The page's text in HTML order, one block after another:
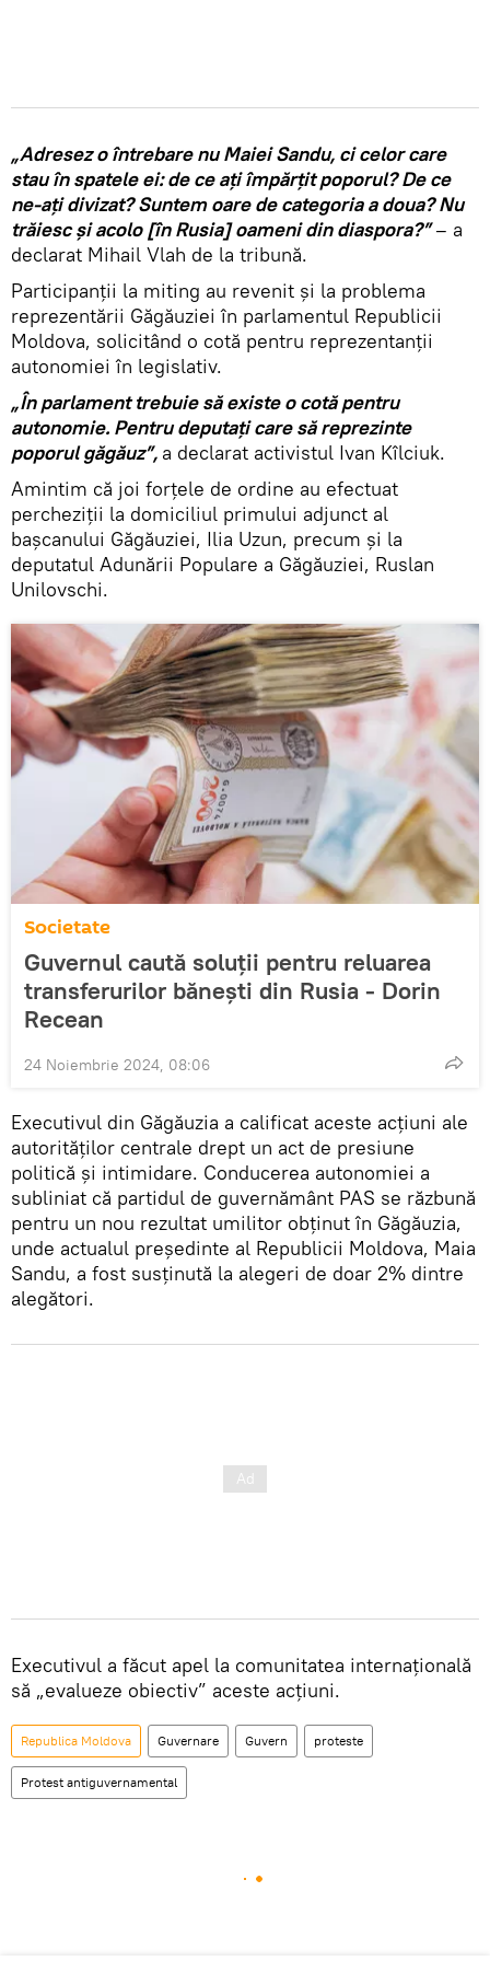
„Adresez o întrebare nu Maiei Sandu, ci celor care
stau în spatele ei: de ce ați împărțit poporul? De ce
ne-ați divizat? Suntem oare de categoria a doua? Nu
trăiesc și acolo [în Rusia] oameni din diaspora?”– a
declarat Mihail Vlah de la tribună.
Participanții la miting au revenit și la problema
reprezentării Găgăuziei în parlamentul Republicii
Moldova, solicitând o cotă pentru reprezentanții
autonomiei în legislativ.
„În parlament trebuie să existe o cotă pentru
autonomie. Pentru deputați care să reprezinte
poporul găgăuz”, a declarat activistul Ivan Kîlciuk.
Amintim că joi forțele de ordine au efectuat
percheziții la domiciliul primului adjunct al
başcanului Găgăuziei, Ilia Uzun, precum și la
deputatul Adunării Populare a Găgăuziei, Ruslan
Unilovschi.
Societate
Guvernul caută soluții pentru reluarea
transferurilor bănești din Rusia - Dorin
Recean
24 Noiembrie 2024, 08:06
Executivul din Găgăuzia a calificat aceste acțiuni ale
autorităților centrale drept un act de presiune
politică și intimidare. Conducerea autonomiei a
subliniat că partidul de guvernământ PAS se răzbună
pentru un nou rezultat umilitor obținut în Găgăuzia,
unde actualul președinte al Republicii Moldova, Maia
Sandu, a fost susținută la alegeri de doar 2% dintre
alegători.
Executivul a făcut apel la comunitatea internațională
să „evalueze obiectiv” aceste acțiuni.
Republica Moldova Guvernare Guvern proteste
Protest antiguvernamental